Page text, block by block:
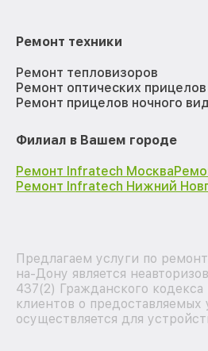
Ремонт техники
Ремонт тепловизоров
Ремонт оптических прицелов
Ремонт прицелов ночного
Филиал в Вашем городе
Ремонт Infratech Москва
Ремонт Infratech Нижний
Предлагаем услуги по
на-Дону является
437(2) Гражданского
клиентов о
осуществляется для